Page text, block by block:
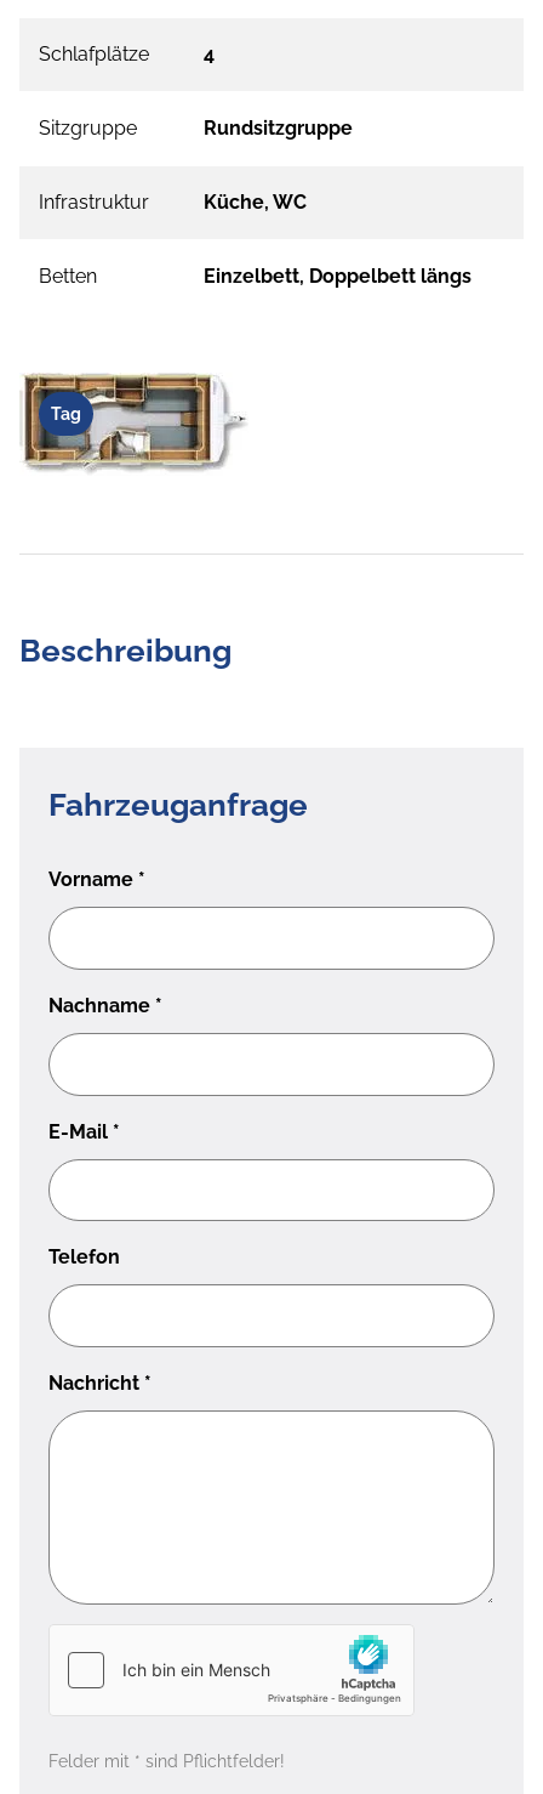
Schlafplätze 4
Sitzgruppe Rundsitzgruppe
Infrastruktur Küche, WC
Betten Einzelbett, Doppelbett längs
Tag
Beschreibung
Fahrzeuganfrage
Vorname *
Nachname *
E-Mail *
Telefon
Nachricht *
Felder mit * sind Pflichtfelder!